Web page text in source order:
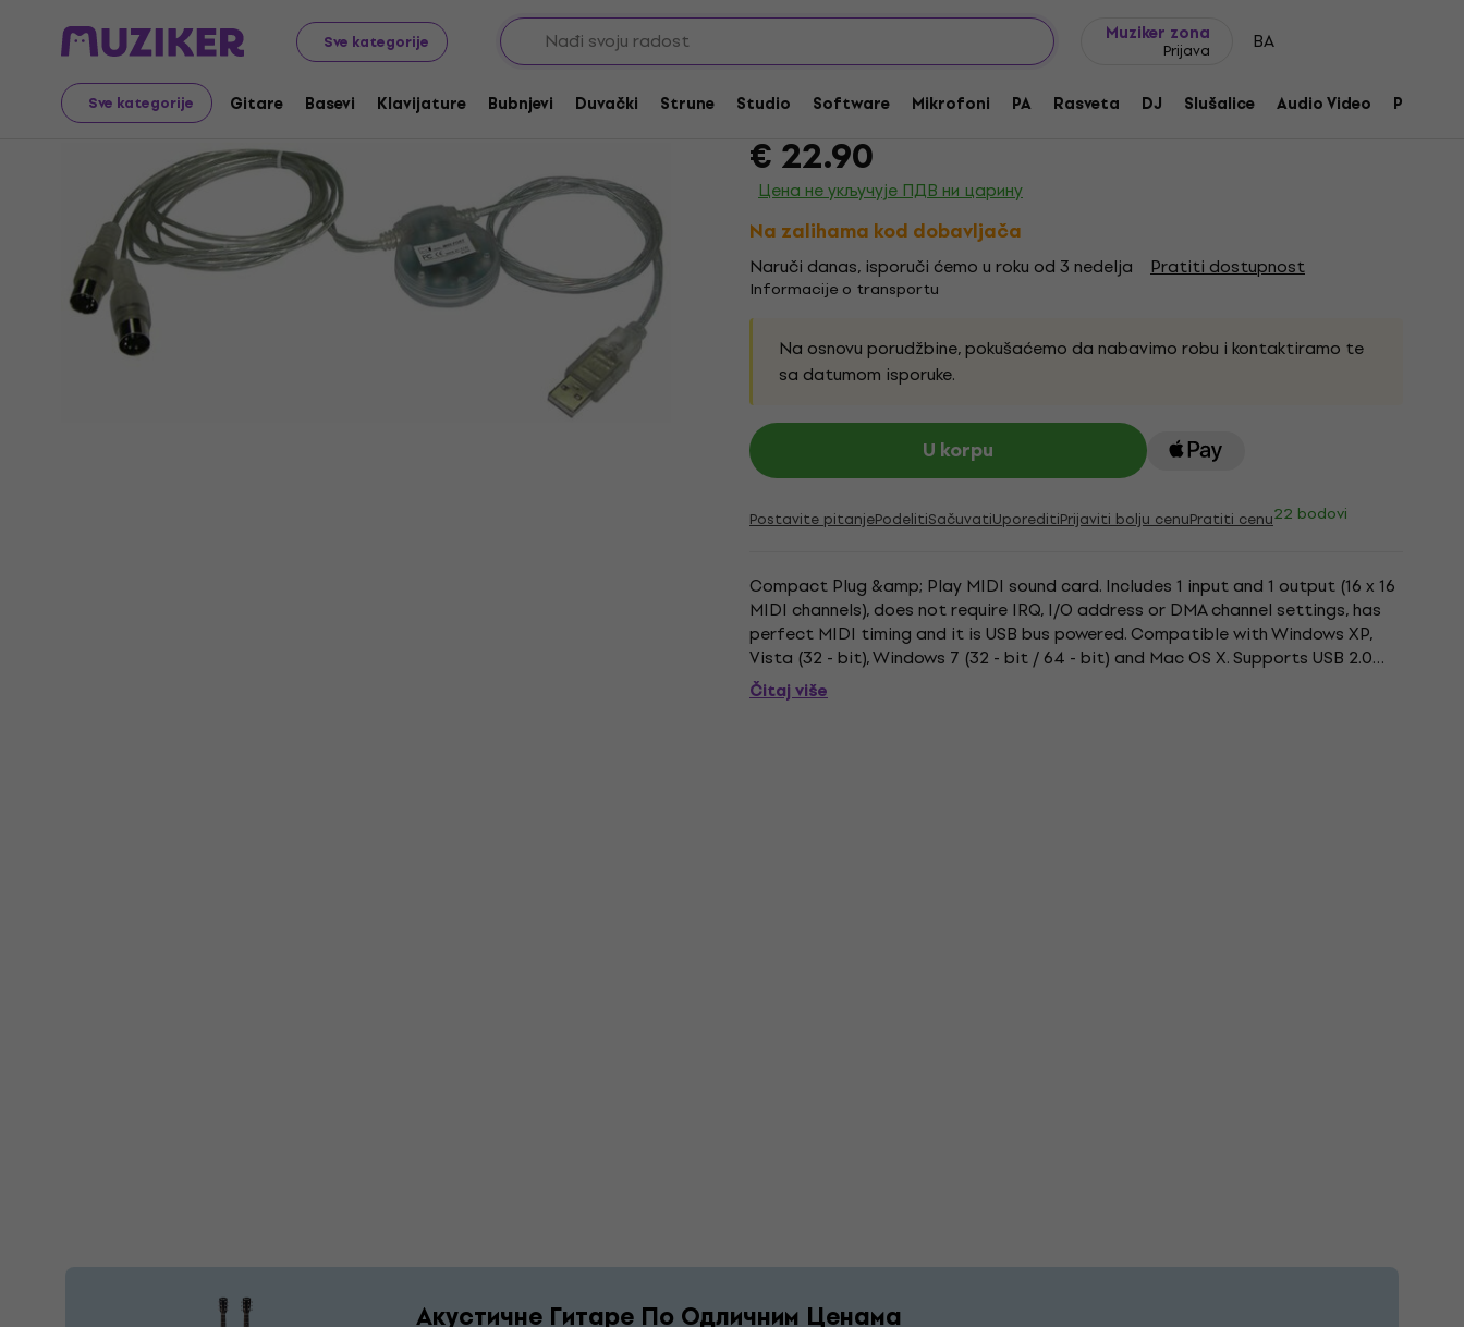
Sve kategorije
Muziker zona
Prijava BA
Sve kategorije Gitare Basevi Klavijature Bubnjevi Duvački Strune Studio Software Mikrofoni PA Rasveta DJ Slušalice Audio Video Pribor
Muzički instrumenti Klavijature Oprema za klavijature MIDI Interfaces
iCON MidiPort MIDI Interface
Brend: iCONKod proizvoda:228517
€ 22.90
Цена не укључује ПДВ ни царину
Na zalihama kod dobavljača
Naruči danas, isporuči ćemo u roku od 3 nedelja Pratiti dostupnost
Informacije o transportu
Na osnovu porudžbine, pokušaćemo da nabavimo robu i kontaktiramo te
sa datumom isporuke.
U korpu
Postavite pitanjePodelitiSačuvatiUporeditiPrijaviti bolju cenuPratiti cenu22 bodovi
Compact Plug &amp; Play MIDI sound card. Includes 1 input and 1 output (16 x 16
MIDI channels), does not require IRQ, I/O address or DMA channel settings, has
perfect MIDI timing and it is USB bus powered. Compatible with Windows XP,
Vista (32 - bit), Windows 7 (32 - bit / 64 - bit) and Mac OS X. Supports USB 2.0
high-speed connection. Size: 56...
Čitaj više
Акустичне Гитаре По Одличним Ценама